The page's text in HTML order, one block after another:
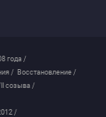
года /
/ Восстановление /
созыва /
/